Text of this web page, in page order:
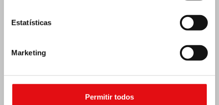
Estatísticas
Marketing
Permitir todos
Últimas notícias: